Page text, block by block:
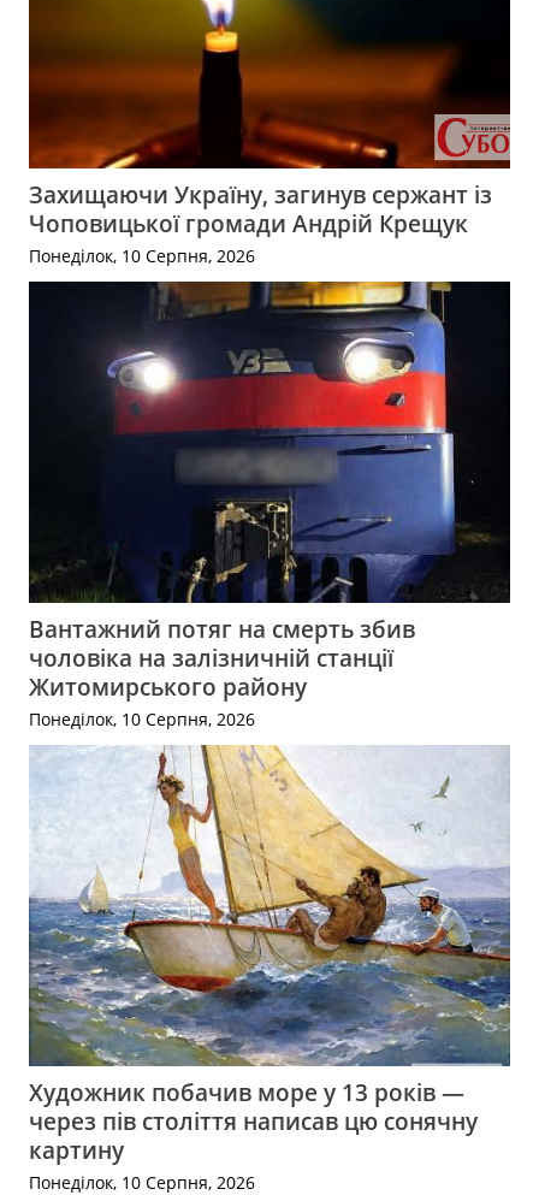
Захищаючи Україну, загинув сержант із
Чоповицької громади Андрій Крещук
Понеділок, 10 Серпня, 2026
Вантажний потяг на смерть збив
чоловіка на залізничній станції
Житомирського району
Понеділок, 10 Серпня, 2026
Художник побачив море у 13 років —
через пів століття написав цю сонячну
картину
Понеділок, 10 Серпня, 2026